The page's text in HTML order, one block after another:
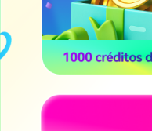
Gratis, 40.00 $
Compatibilidad:
Todo lo que necesita
Changer es un
efectos de voz
para